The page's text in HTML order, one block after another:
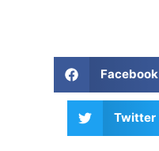
Facebook
Twitter